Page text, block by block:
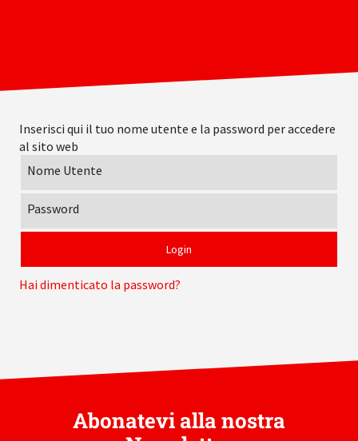
Inserisci qui il tuo nome utente e la password per accedere
al sito web
Nome Utente
Password
Hai dimenticato la password?
Abonatevi alla nostra